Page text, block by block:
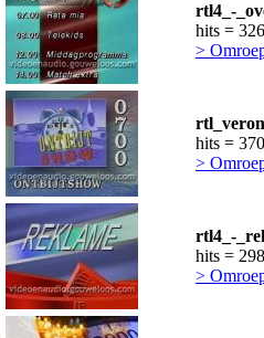
rtl4_-
hits =
>
hits =
>
rtl4_-
hits =
>